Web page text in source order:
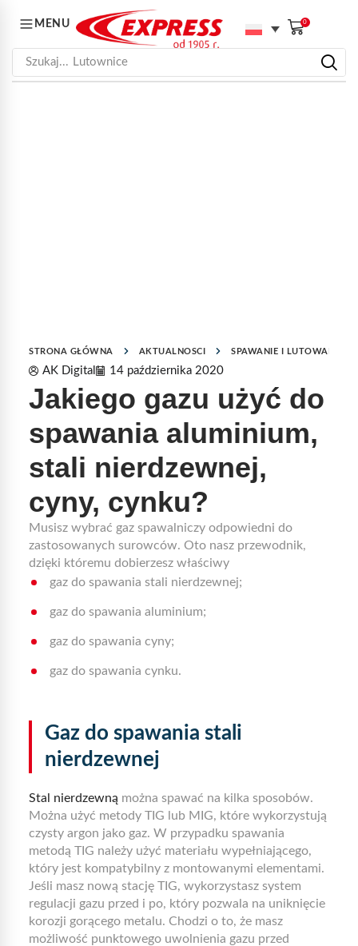
MENU 0
Szukaj... Lutownice
STRONA GŁÓWNA AKTUALNOSCI SPAWANIE I LUTOWANIE
AK Digital 14 października 2020
Jakiego gazu użyć do
spawania aluminium,
stali nierdzewnej,
cyny, cynku?
Musisz wybrać gaz spawalniczy odpowiedni do
zastosowanych surowców. Oto nasz przewodnik,
dzięki któremu dobierzesz właściwy
gaz do spawania stali nierdzewnej;
gaz do spawania aluminium;
gaz do spawania cyny;
gaz do spawania cynku.
Gaz do spawania stali
nierdzewnej
Stal nierdzewną można spawać na kilka sposobów.
Można użyć metody TIG lub MIG, które wykorzystują
czysty argon jako gaz. W przypadku spawania
metodą TIG należy użyć materiału wypełniającego,
który jest kompatybilny z montowanymi elementami.
Jeśli masz nową stację TIG, wykorzystasz system
regulacji gazu przed i po, który pozwala na uniknięcie
korozji gorącego metalu. Chodzi o to, że masz
możliwość punktowego uwolnienia gazu przed